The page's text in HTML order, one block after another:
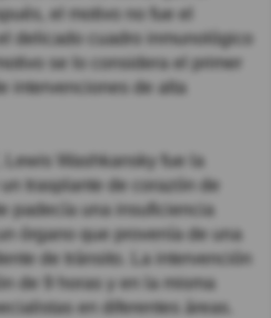
el motivo no fue el
delicado cuadro inmunológico
se lo considera el primer
intervenciones de alta
Lewis Washkansky fue la
trasplante de corazón de
padecía una insuficiencia
órgano que provenía de una
de tránsito. La intervención
de 9 horas y en la misma
en diferentes áreas.